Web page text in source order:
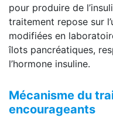
pour produire de
traitement repose sur
modifiées en
îlots pancréatiques,
l’hormone insuline.
Mécanisme du
encourageants